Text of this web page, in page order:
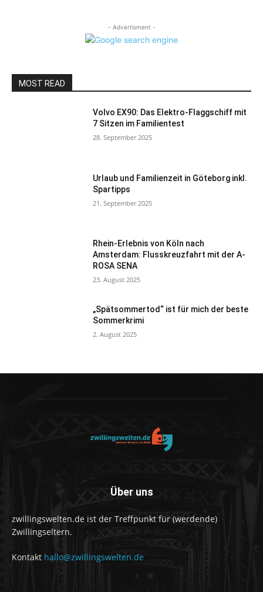
- Advertisment -
MOST READ
Volvo EX90: Das Elektro-Flaggschiff mit
7 Sitzen im Familientest
28. September 2025
Urlaub und Familienzeit in Göteborg inkl.
Spartipps
21. September 2025
Rhein-Erlebnis von Köln nach
Amsterdam: Flusskreuzfahrt mit der A-
ROSA SENA
23. August 2025
„Spätsommertod“ ist für mich der beste
Sommerkrimi
2. August 2025
Über uns
zwillingswelten.de ist der Treffpunkt für (werdende)
Zwillingseltern.
Kontakt hallo@zwillingswelten.de